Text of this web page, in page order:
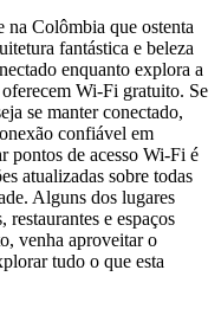
na Colômbia que ostenta
fantástica e beleza
enquanto explora a
Wi-Fi gratuito. Se
se manter conectado,
confiável em
pontos de acesso Wi-Fi é
atualizadas sobre todas
Alguns dos lugares
e espaços
venha aproveitar o
tudo o que esta